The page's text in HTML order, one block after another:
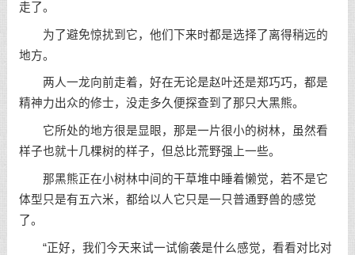
走了。
为了避免惊扰到它，他们下来时都是选择了离得稍远的
地方。
两人一龙向前走着，好在无论是赵叶还是郑巧巧，都是
精神力出众的修士，没走多久便探查到了那只大黑熊。
它所处的地方很是显眼，那是一片很小的树林，虽然看
样子也就十几棵树的样子，但总比荒野强上一些。
那黑熊正在小树林中间的干草堆中睡着懒觉，若不是它
体型只是有五六米，都给以人它只是一只普通野兽的感觉
了。
“正好，我们今天来试一试偷袭是什么感觉，看看对比对